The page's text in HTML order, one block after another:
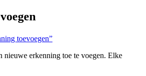
toevoegen”
nieuwe erkenning toe te voegen. Elke